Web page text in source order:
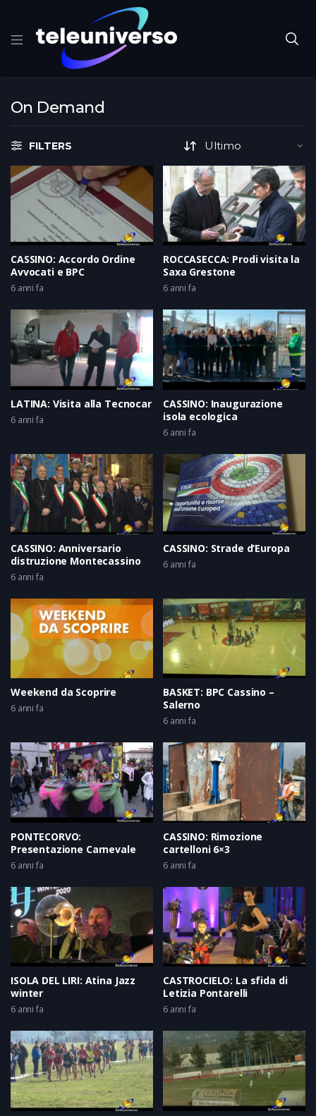
On Demand
FILTERS
CASSINO: Accordo Ordine
Avvocati e BPC
6 anni fa
ROCCASECCA: Prodi visita la
Saxa Grestone
6 anni fa
LATINA: Visita alla Tecnocar
6 anni fa
CASSINO: Inaugurazione
isola ecologica
6 anni fa
CASSINO: Anniversario
distruzione Montecassino
6 anni fa
CASSINO: Strade d’Europa
6 anni fa
Weekend da Scoprire
6 anni fa
BASKET: BPC Cassino –
Salerno
6 anni fa
PONTECORVO:
Presentazione Carnevale
6 anni fa
CASSINO: Rimozione
cartelloni 6×3
6 anni fa
ISOLA DEL LIRI: Atina Jazz
winter
6 anni fa
CASTROCIELO: La sfida di
Letizia Pontarelli
6 anni fa